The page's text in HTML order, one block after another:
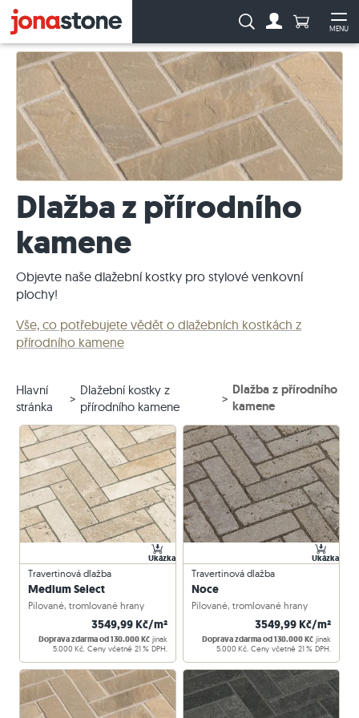
MENU
Vyhledávání:Počet
Dlažba z přírodního
kamene
Objevte naše dlažební kostky pro stylové venkovní
plochy!
Vše, co potřebujete vědět o dlažebních kostkách z
přírodního kamene
Hlavní
stránka
Dlažební kostky z
přírodního kamene
Dlažba z přírodního
kamene
Travertinová dlažba
Medium Select
Pilované, tromlované hrany
3549,99 Kč/m²
Doprava zdarma od 130.000 Kč jinak
5.000 Kč. Ceny včetně 21 % DPH.
Ukázka
Travertinová dlažba
Noce
Pilované, tromlované hrany
3549,99 Kč/m²
Doprava zdarma od 130.000 Kč jinak
5.000 Kč. Ceny včetně 21 % DPH.
Ukázka